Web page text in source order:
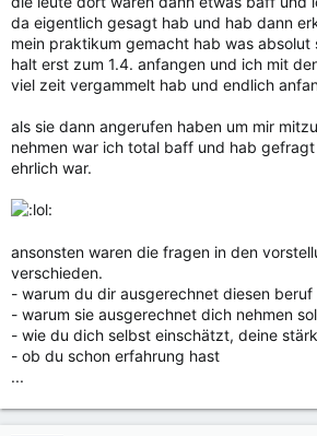
da eigentlich gesagt hab und hab dann
mein praktikum gemacht hab was absolut
halt erst zum 1.4. anfangen und ich mit
viel zeit vergammelt hab und endlich
als sie dann angerufen haben um mir
nehmen war ich total baff und hab
ehrlich war.
ansonsten waren die fragen in den
verschieden.
- warum du dir ausgerechnet diesen
- warum sie ausgerechnet dich nehmen
- wie du dich selbst einschätzt, deine
- ob du schon erfahrung hast
...